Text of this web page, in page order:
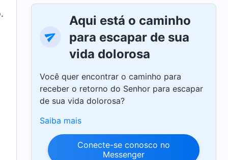
Aqui está o caminho
para escapar de sua
vida dolorosa
Você quer encontrar o caminho para
receber o retorno do Senhor para escapar
de sua vida dolorosa?
Saiba mais
Conecte-se conosco no
Messenger